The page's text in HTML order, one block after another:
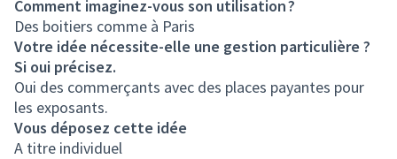
Comment imaginez-vous son utilisation ?
Des boitiers comme à Paris
Votre idée nécessite-elle une gestion particulière ?
Si oui précisez.
Oui des commerçants avec des places payantes pour
les exposants.
Vous déposez cette idée
A titre individuel